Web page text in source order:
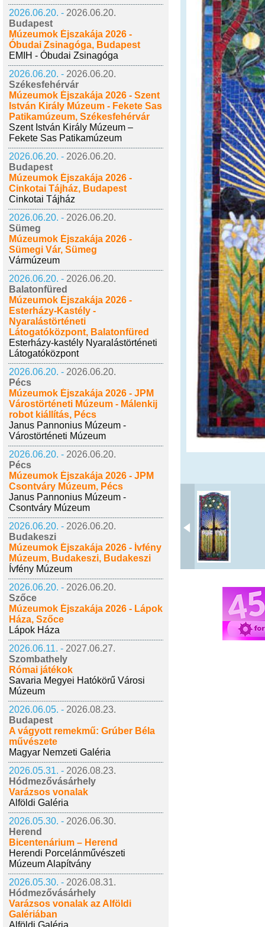
2026.06.20. - 2026.06.20.
Budapest
Múzeumok Éjszakája 2026 -
Óbudai Zsinagóga, Budapest
EMIH - Óbudai Zsinagóga
2026.06.20. - 2026.06.20.
Székesfehérvár
Múzeumok Éjszakája 2026 - Szent
István Király Múzeum - Fekete Sas
Patikamúzeum, Székesfehérvár
Szent István Király Múzeum –
Fekete Sas Patikamúzeum
2026.06.20. - 2026.06.20.
Budapest
Múzeumok Éjszakája 2026 -
Cinkotai Tájház, Budapest
Cinkotai Tájház
2026.06.20. - 2026.06.20.
Sümeg
Múzeumok Éjszakája 2026 -
Sümegi Vár, Sümeg
Vármúzeum
2026.06.20. - 2026.06.20.
Balatonfüred
Múzeumok Éjszakája 2026 -
Esterházy-Kastély -
Nyaralástörténeti
Látogatóközpont, Balatonfüred
Esterházy-kastély Nyaralástörténeti
Látogatóközpont
2026.06.20. - 2026.06.20.
Pécs
Múzeumok Éjszakája 2026 - JPM
Várostörténeti Múzeum - Málenkij
robot kiállítás, Pécs
Janus Pannonius Múzeum -
Várostörténeti Múzeum
2026.06.20. - 2026.06.20.
Pécs
Múzeumok Éjszakája 2026 - JPM
Csontváry Múzeum, Pécs
Janus Pannonius Múzeum -
Csontváry Múzeum
2026.06.20. - 2026.06.20.
Budakeszi
Múzeumok Éjszakája 2026 - Ívfény
Múzeum, Budakeszi, Budakeszi
Ívfény Múzeum
2026.06.20. - 2026.06.20.
Szőce
Múzeumok Éjszakája 2026 - Lápok
Háza, Szőce
Lápok Háza
2026.06.11. - 2027.06.27.
Szombathely
Római játékok
Savaria Megyei Hatókörű Városi
Múzeum
2026.06.05. - 2026.08.23.
Budapest
A vágyott remekmű: Grúber Béla
művészete
Magyar Nemzeti Galéria
2026.05.31. - 2026.08.23.
Hódmezővásárhely
Varázsos vonalak
Alföldi Galéria
2026.05.30. - 2026.06.30.
Herend
Bicentenárium – Herend
Herendi Porcelánművészeti
Múzeum Alapítvány
2026.05.30. - 2026.08.31.
Hódmezővásárhely
Varázsos vonalak az Alföldi
Galériában
Alföldi Galéria